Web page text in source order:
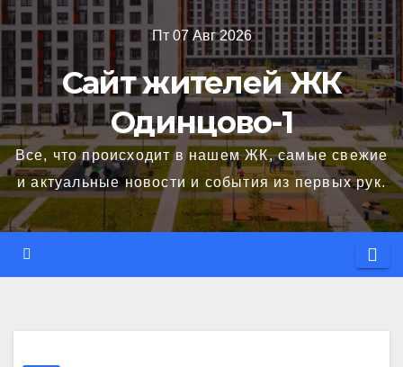
Перейти
содержимому
Пт 07 Авг 2026
Сайт жителей ЖК
Одинцово-1
Все, что происходит в нашем ЖК, самые свежие
и актуальные новости и события из первых рук.